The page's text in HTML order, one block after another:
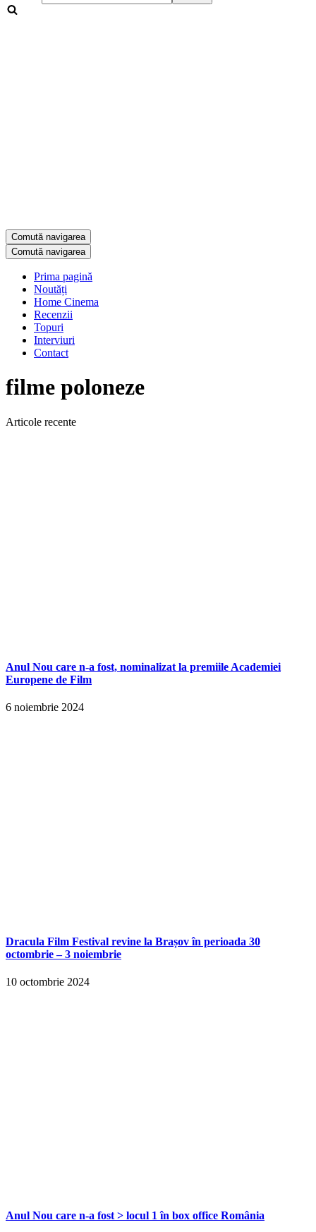
Comută navigarea
Comută navigarea
Prima pagină
Noutăți
Home Cinema
Recenzii
Topuri
Interviuri
Contact
filme poloneze
Articole recente
Anul Nou care n-a fost, nominalizat la premiile Academiei
Europene de Film
6 noiembrie 2024
Dracula Film Festival revine la Brașov în perioada 30
octombrie – 3 noiembrie
10 octombrie 2024
Anul Nou care n-a fost > locul 1 în box office România